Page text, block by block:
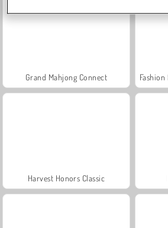
Grand Mahjong Connect
Harvest Honors Classic